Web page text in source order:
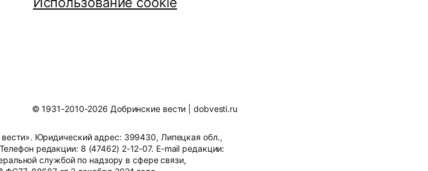
© 1931-2010-2026 Добринские вести | dobvesti.ru
Юридический адрес: 399430, Липецкая обл.,
редакции: 8 (47462) 2-12-07. E-mail редакции:
службой по надзору в сфере связи,